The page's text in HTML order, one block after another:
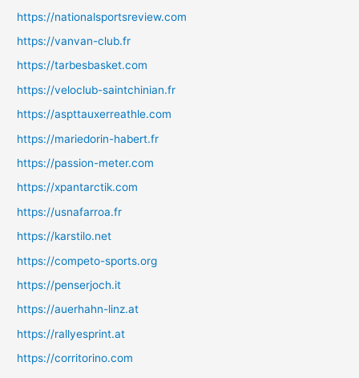
https://nationalsportsreview.com
https://vanvan-club.fr
https://tarbesbasket.com
https://veloclub-saintchinian.fr
https://aspttauxerreathle.com
https://mariedorin-habert.fr
https://passion-meter.com
https://xpantarctik.com
https://usnafarroa.fr
https://karstilo.net
https://competo-sports.org
https://penserjoch.it
https://auerhahn-linz.at
https://rallyesprint.at
https://corritorino.com